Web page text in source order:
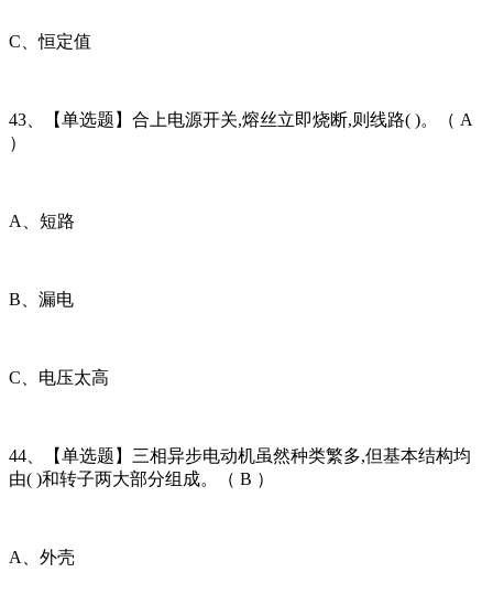
C、恒定值
43、【单选题】合上电源开关,熔丝立即烧断,则线路( )。（ A
）
A、短路
B、漏电
C、电压太高
44、【单选题】三相异步电动机虽然种类繁多,但基本结构均
由( )和转子两大部分组成。（ B ）
A、外壳